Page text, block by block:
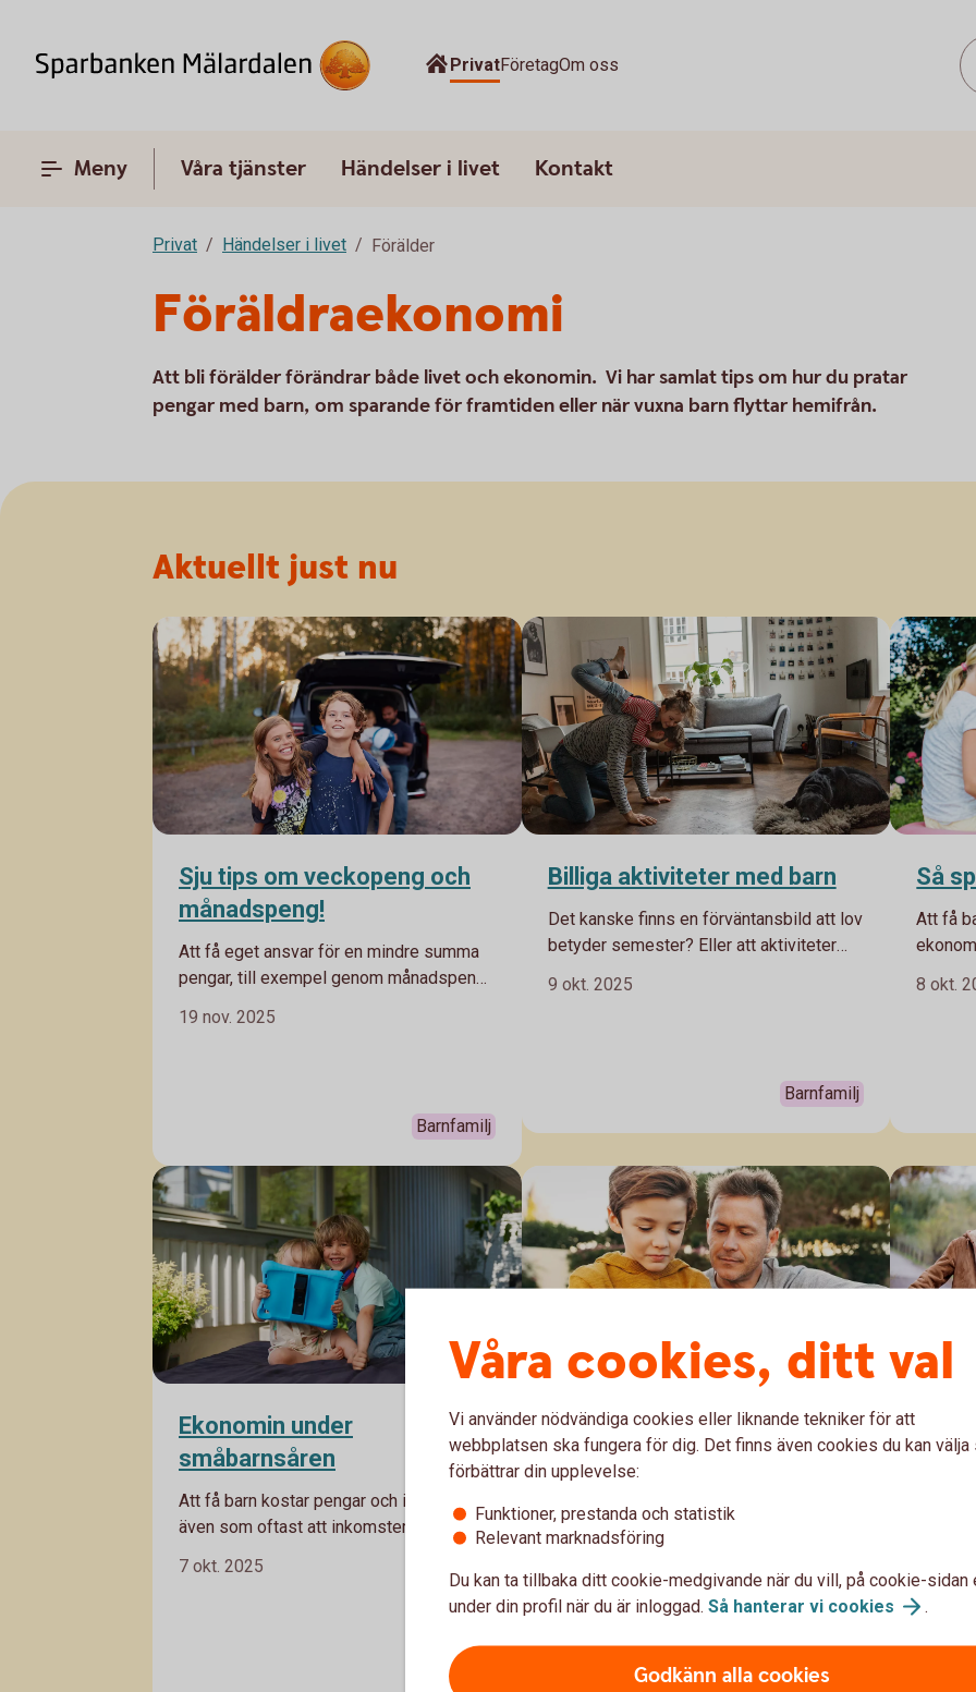
PrivatFöretagOm oss
Meny Våra tjänster Händelser i livet Kontakt
Privat Händelser i livet Förälder
Föräldraekonomi
Att bli förälder förändrar både livet och ekonomin. Vi har samlat tips om hur du pratar
pengar med barn, om sparande för framtiden eller när vuxna barn flyttar hemifrån.
Aktuellt just nu
Sju tips om veckopeng och
månadspeng!
Att få eget ansvar för en mindre summa
pengar, till exempel genom månadspeng,
pengars värde och att hushålla med
som vuxen. Här får du tips som bäddar
19 nov. 2025
Barnfamilj
Billiga aktiviteter med barn
Det kanske finns en förväntansbild att lov
betyder semester? Eller att aktiviteter
tips du kan hitta på med ditt barn som
9 okt. 2025
Barnfamilj
Så
Att få
guiden
8 okt.
Ekonomin under
småbarnsåren
Att få barn kostar pengar och innebär
även som oftast att inkomsterna minskar.
kommer påverkas av tillskott till familjen
7 okt. 2025
Barnfamilj
Prata pengar med barn
Barn som lär sig att hushålla med sina
mindre oro och stress kring ekonomin.
Att tidigt börja prata om pengar och hur
mycket olika saker kostar, hjälper
nämligen ditt barn att förstå pengars
7 okt. 2025
Barnfamilj
komma
onödiga
Våra cookies, ditt val
Vi använder nödvändiga cookies eller liknande tekniker för att
webbplatsen ska fungera för dig. Det finns även cookies du kan välja
förbättrar din upplevelse:
Funktioner, prestanda och statistik
Relevant marknadsföring
Du kan ta tillbaka ditt cookie-medgivande när du vill, på cookie-sidan
under din profil när du är inloggad. Så hanterar vi cookies .
Godkänn alla cookies